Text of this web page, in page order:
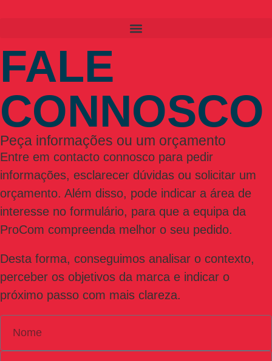
FALE
CONNOSCO
Peça informações ou um orçamento
Entre em contacto connosco para pedir
informações, esclarecer dúvidas ou solicitar um
orçamento. Além disso, pode indicar a área de
interesse no formulário, para que a equipa da
ProCom compreenda melhor o seu pedido.
Desta forma, conseguimos analisar o contexto,
perceber os objetivos da marca e indicar o
próximo passo com mais clareza.